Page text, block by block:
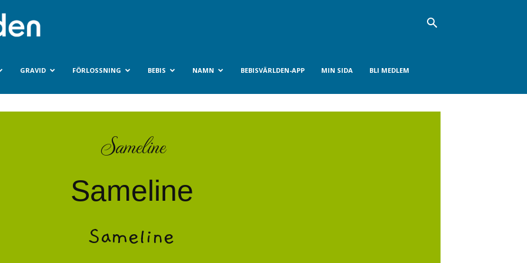
GRAVID FÖRLOSSNING BEBIS NAMN BEBISVÄRLDEN-APP MIN SIDA BLI MEDLEM
Sameline
Sameline
Sameline